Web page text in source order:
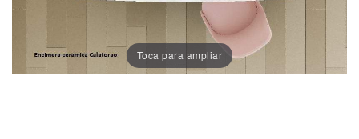
Mesas
Toca para ampliar